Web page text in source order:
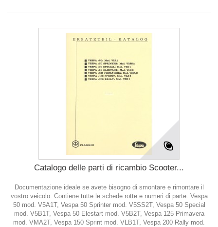
Catalogo delle parti di ricambio Scooter...
Documentazione ideale se avete bisogno di smontare e rimontare il
vostro veicolo. Contiene tutte le schede rotte e numeri di parte. Vespa
50 mod. V5A1T, Vespa 50 Sprinter mod. V5SS2T, Vespa 50 Special
mod. V5B1T, Vespa 50 Elestart mod. V5B2T, Vespa 125 Primavera
mod. VMA2T, Vespa 150 Sprint mod. VLB1T, Vespa 200 Rally mod.